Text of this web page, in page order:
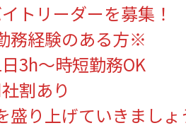
トリーダーを募集！
務経験のある方※
3h～時短勤務OK
割あり
盛り上げていきましょ